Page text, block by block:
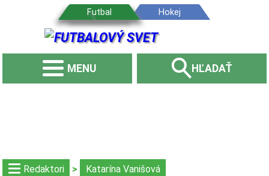
MENU HĽADAŤ
redaktori > Katarína Vanišová